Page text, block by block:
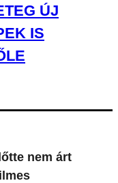
ÚJ
IS
nem árt